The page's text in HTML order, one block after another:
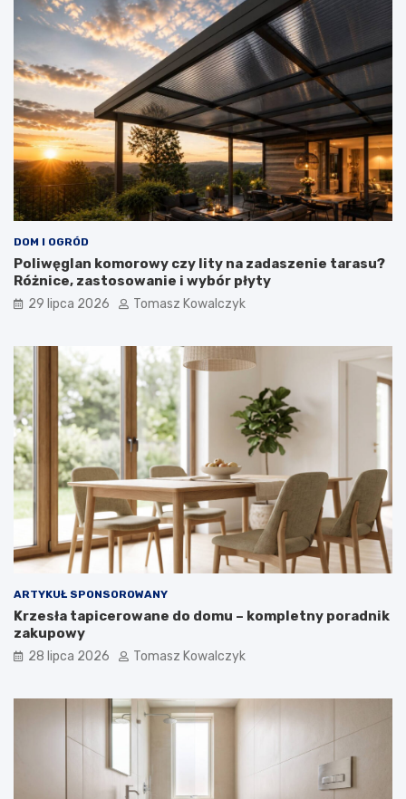
DOM I OGRÓD
Poliwęglan komorowy czy lity na zadaszenie tarasu?
Różnice, zastosowanie i wybór płyty
29 lipca 2026 Tomasz Kowalczyk
ARTYKUŁ SPONSOROWANY
Krzesła tapicerowane do domu – kompletny poradnik
zakupowy
28 lipca 2026 Tomasz Kowalczyk